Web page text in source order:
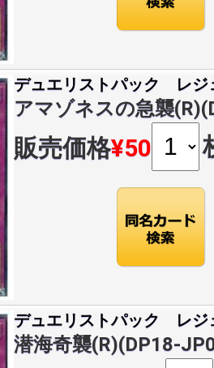
デュエリストパック レジ
アマゾネスの急襲
販売価格¥50
デュエリストパック レジ
潜海奇襲(R)(DP18-